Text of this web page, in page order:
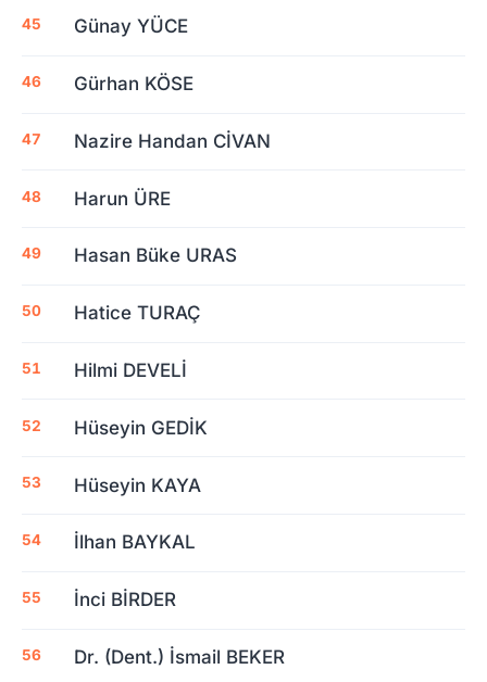
Günay YÜCE
Gürhan KÖSE
Nazire Handan CİVAN
Harun ÜRE
Hasan Büke URAS
Hatice TURAÇ
Hilmi DEVELİ
Hüseyin GEDİK
Hüseyin KAYA
İlhan BAYKAL
İnci BİRDER
Dr. (Dent.) İsmail BEKER